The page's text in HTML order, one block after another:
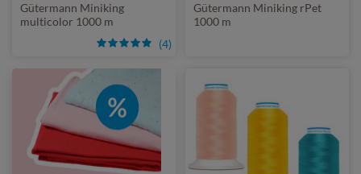
(4)
Gütermann Miniking
multicolor 1000 m
Gütermann Miniking rPet
1000 m